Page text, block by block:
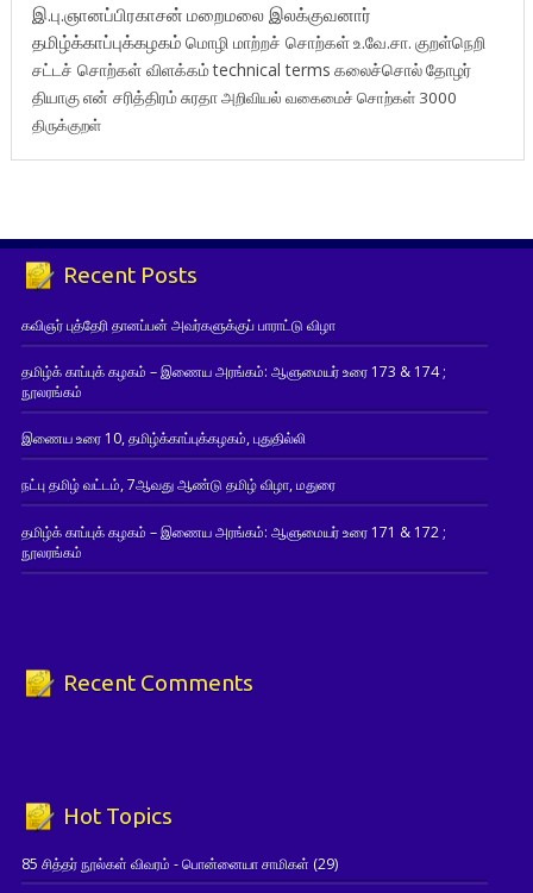
இ.பு.ஞானப்பிரகாசன் மறைமலை இலக்குவனார்
தமிழ்க்காப்புக்கழகம் மொழி மாற்றச் சொற்கள்உ.வே.சா. குறள்நெறி
சட்டச் சொற்கள் விளக்கம்technical terms கலைச்சொல்தோழர்
தியாகுஎன் சரித்திரம்சுரதாஅறிவியல் வகைமைச் சொற்கள் 3000
திருக்குறள்
Recent Posts
கவிஞர் புத்தேரி தானப்பன் அவர்களுக்குப் பாராட்டு விழா
தமிழ்க் காப்புக் கழகம் – இணைய அரங்கம்: ஆளுமையர் உரை 173 & 174 ;
நூலரங்கம்
இணைய உரை 10, தமிழ்க்காப்புக்கழகம், புதுதில்லி
நட்பு தமிழ் வட்டம், 7ஆவது ஆண்டு தமிழ் விழா, மதுரை
தமிழ்க் காப்புக் கழகம் – இணைய அரங்கம்: ஆளுமையர் உரை 171 & 172 ;
நூலரங்கம்
Recent Comments
Hot Topics
85 சித்தர் நூல்கள் விவரம் - பொன்னையா சாமிகள் (29)